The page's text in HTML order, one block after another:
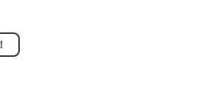
ページ分くらい。小説でいう「ず
うには多い分量。進化すればするほど